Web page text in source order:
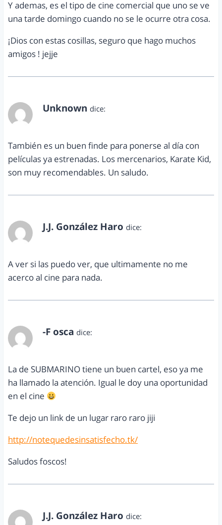
Y ademas, es el tipo de cine comercial que uno se ve
una tarde domingo cuando no se le ocurre otra cosa.
¡Dios con estas cosillas, seguro que hago muchos
amigos ! jejje
Unknown dice:
También es un buen finde para ponerse al día con
películas ya estrenadas. Los mercenarios, Karate Kid,
son muy recomendables. Un saludo.
J.J. González Haro dice:
A ver si las puedo ver, que ultimamente no me
acerco al cine para nada.
-F osca dice:
La de SUBMARINO tiene un buen cartel, eso ya me
ha llamado la atención. Igual le doy una oportunidad
en el cine
Te dejo un link de un lugar raro raro jiji
http://notequedesinsatisfecho.tk/
Saludos foscos!
J.J. González Haro dice: